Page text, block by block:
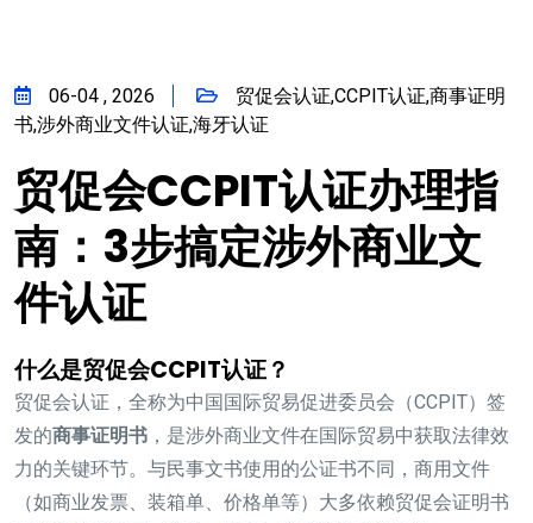
06-04 , 2026
贸促会认证,CCPIT认证,商事证明
书,涉外商业文件认证,海牙认证
贸促会CCPIT认证办理指
南：3步搞定涉外商业文
件认证
什么是贸促会CCPIT认证？
贸促会认证，全称为中国国际贸易促进委员会（CCPIT）签
发的商事证明书 ，是涉外商业文件在国际贸易中获取法律效
力的关键环节。与民事文书使用的公证书不同，商用文件
（如商业发票、装箱单、价格单等）大多依赖贸促会证明书